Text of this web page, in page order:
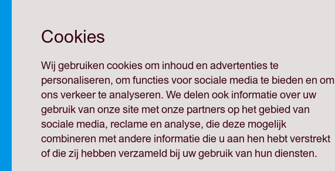
Cookies
Wij gebruiken cookies om inhoud en advertenties te
personaliseren, om functies voor sociale media te bieden en om
ons verkeer te analyseren. We delen ook informatie over uw
gebruik van onze site met onze partners op het gebied van
sociale media, reclame en analyse, die deze mogelijk
combineren met andere informatie die u aan hen hebt verstrekt
of die zij hebben verzameld bij uw gebruik van hun diensten.